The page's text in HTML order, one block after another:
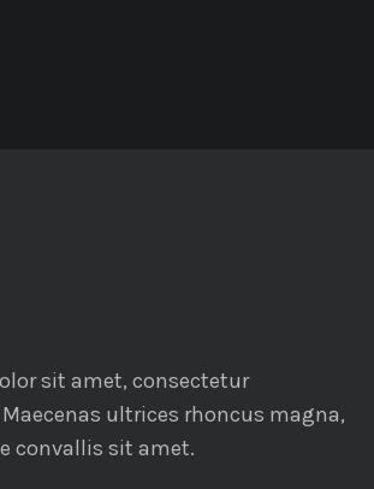
sit amet, consectetur
ultrices rhoncus magna,
convallis sit amet.